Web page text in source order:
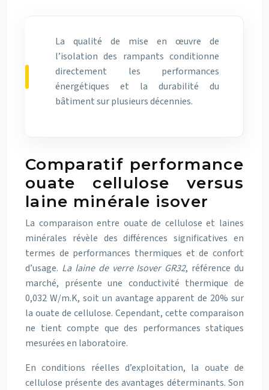
La qualité de mise en œuvre de
l’isolation des rampants conditionne
directement les performances
énergétiques et la durabilité du
bâtiment sur plusieurs décennies.
Comparatif performance
ouate cellulose versus
laine minérale isover
La comparaison entre ouate de cellulose et laines
minérales révèle des différences significatives en
termes de performances thermiques et de confort
d’usage. La laine de verre Isover GR32, référence du
marché, présente une conductivité thermique de
0,032 W/m.K, soit un avantage apparent de 20% sur
la ouate de cellulose. Cependant, cette comparaison
ne tient compte que des performances statiques
mesurées en laboratoire.
En conditions réelles d’exploitation, la ouate de
cellulose présente des avantages déterminants. Son